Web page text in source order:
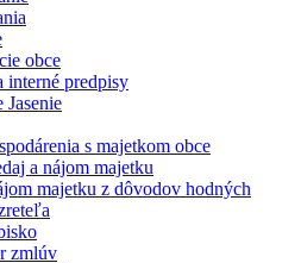
obce
interné predpisy
Jasenie
s majetkom obce
a nájom majetku
majetku z dôvodov hodných
zmlúv